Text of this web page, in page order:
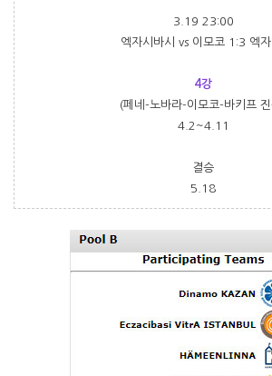
3.19 23:00
엑자시바시 vs 이모코 1:3 엑자
4강
(페네-노바라-이모코-바키프
4.2~4.11
결승
5.18